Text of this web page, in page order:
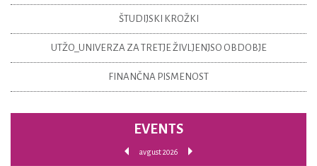
ŠTUDIJSKI KROŽKI
UTŽO_UNIVERZA ZA TRETJE ŽIVLJENJSO OBDOBJE
FINANČNA PISMENOST
EVENTS
avgust 2026